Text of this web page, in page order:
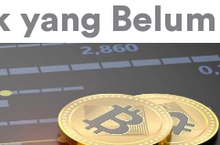
yang